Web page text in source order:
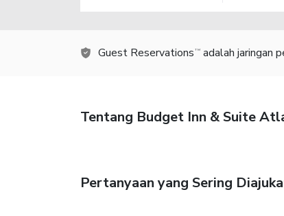
Guest Reservations TM adalah jaringan
Tentang Budget Inn & Suite
Pertanyaan yang Sering